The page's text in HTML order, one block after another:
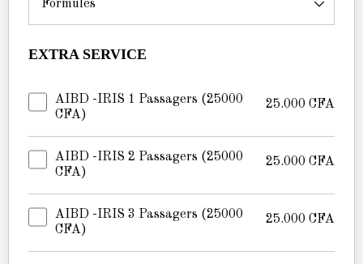
EXTRA SERVICE
AIBD -IRIS 1 Passagers (25000
CFA)
25.000 CFA
AIBD -IRIS 2 Passagers (25000
CFA)
25.000 CFA
AIBD -IRIS 3 Passagers (25000
CFA)
25.000 CFA